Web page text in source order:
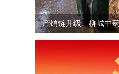
产销链升级！柳城中